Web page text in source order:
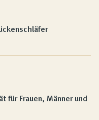
für Frauen, Männer und